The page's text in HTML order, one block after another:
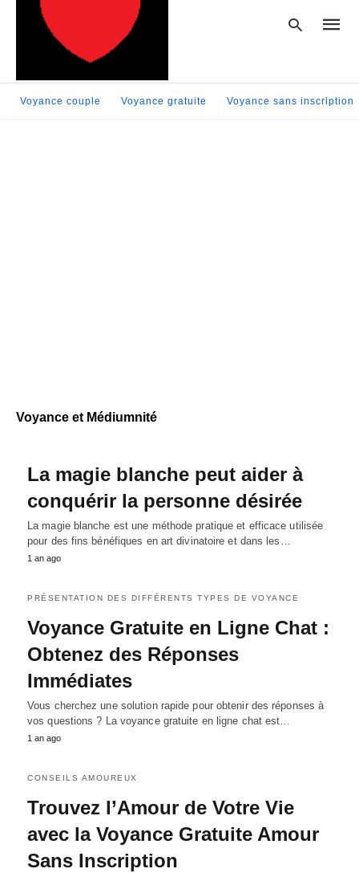
Voyance couple Voyance gratuite Voyance sans inscription
Voyance et Médiumnité
La magie blanche peut aider à
conquérir la personne désirée
La magie blanche est une méthode pratique et efficace utilisée
pour des fins bénéfiques en art divinatoire et dans les…
1 an ago
PRÉSENTATION DES DIFFÉRENTS TYPES DE VOYANCE
Voyance Gratuite en Ligne Chat :
Obtenez des Réponses
Immédiates
Vous cherchez une solution rapide pour obtenir des réponses à
vos questions ? La voyance gratuite en ligne chat est…
1 an ago
CONSEILS AMOUREUX
Trouvez l’Amour de Votre Vie
avec la Voyance Gratuite Amour
Sans Inscription